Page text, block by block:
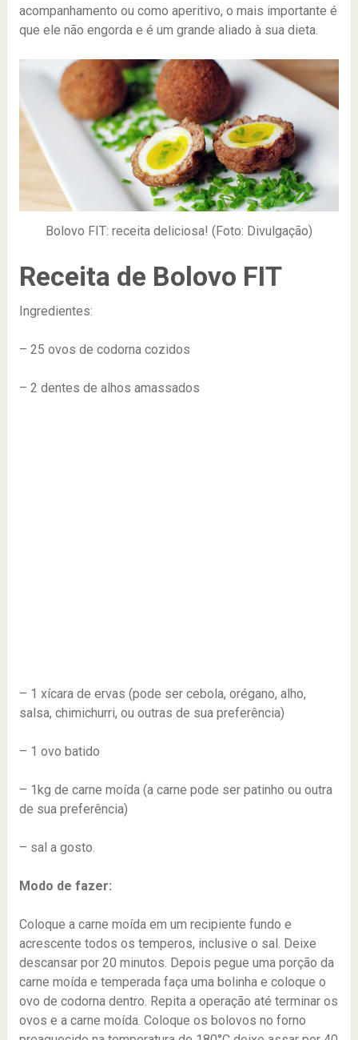
acompanhamento ou como aperitivo, o mais importante é
que ele não engorda e é um grande aliado à sua dieta.
Bolovo FIT: receita deliciosa! (Foto: Divulgação)
Receita de Bolovo FIT
Ingredientes:
– 25 ovos de codorna cozidos
– 2 dentes de alhos amassados
– 1 xícara de ervas (pode ser cebola, orégano, alho,
salsa, chimichurri, ou outras de sua preferência)
– 1 ovo batido
– 1kg de carne moída (a carne pode ser patinho ou outra
de sua preferência)
– sal a gosto.
Modo de fazer:
Coloque a carne moída em um recipiente fundo e
acrescente todos os temperos, inclusive o sal. Deixe
descansar por 20 minutos. Depois pegue uma porção da
carne moída e temperada faça uma bolinha e coloque o
ovo de codorna dentro. Repita a operação até terminar os
ovos e a carne moída. Coloque os bolovos no forno